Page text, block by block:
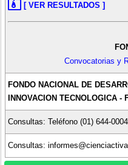
[ VER RESULTADOS ]
Convocatorias y
FONDO NACIONAL DE
INNOVACION TECNOLOGICA -
Consultas: Teléfono (01) 644-0004
Consultas: